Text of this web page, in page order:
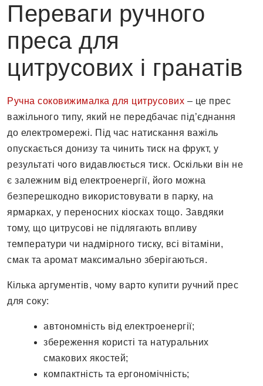
Переваги ручного
преса для
цитрусових і гранатів
Ручна соковижималка для цитрусових – це прес
важільного типу, який не передбачає під’єднання
до електромережі. Під час натискання важіль
опускається донизу та чинить тиск на фрукт, у
результаті чого видавлюється тиск. Оскільки він не
є залежним від електроенергії, його можна
безперешкодно використовувати в парку, на
ярмарках, у переносних кіосках тощо. Завдяки
тому, що цитрусові не підлягають впливу
температури чи надмірного тиску, всі вітаміни,
смак та аромат максимально зберігаються.
Кілька аргументів, чому варто купити ручний прес
для соку:
автономність від електроенергії;
збереження користі та натуральних
смакових якостей;
компактність та ергономічність;